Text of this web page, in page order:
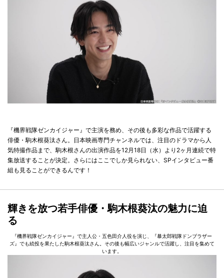
『機界戦隊ゼンカイジャー』で主演を務め、その後も多彩な作品で活躍する
俳優・駒木根葵汰さん。日本映画専門チャンネルでは、注目のドラマから人
気特撮作品まで、駒木根さんの出演作品を12月18日（水）より2ヶ月連続で特
集放送することが決定。さらにはここでしか見られない、SPインタビュー番
組も見ることができるんです！
輝きを放つ若手俳優・駒木根葵汰の魅力に迫
る
『機界戦隊ゼンカイジャー』で主人公・五色田介人役を演じ、『暴太郎戦隊ドンブラザー
ズ』でも続投を果たした駒木根葵汰さん。その後も幅広いジャンルで活躍し、注目を集めて
います。